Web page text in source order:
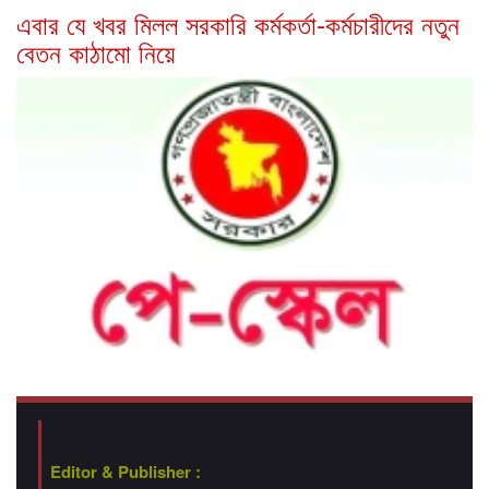
এবার যে খবর মিলল সরকারি কর্মকর্তা-কর্মচারীদের নতুন
বেতন কাঠামো নিয়ে
Editor & Publisher :